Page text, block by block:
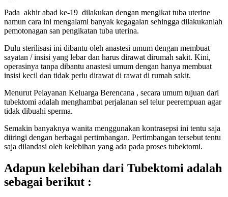
Pada akhir abad ke-19 dilakukan dengan mengikat tuba uterine
namun cara ini mengalami banyak kegagalan sehingga dilakukanlah
pemotonagan san pengikatan tuba uterina.
Dulu sterilisasi ini dibantu oleh anastesi umum dengan membuat
sayatan / insisi yang lebar dan harus dirawat dirumah sakit. Kini,
operasinya tanpa dibantu anastesi umum dengan hanya membuat
insisi kecil dan tidak perlu dirawat di rawat di rumah sakit.
Menurut Pelayanan Keluarga Berencana , secara umum tujuan dari
tubektomi adalah menghambat perjalanan sel telur peerempuan agar
tidak dibuahi sperma.
Semakin banyaknya wanita menggunakan kontrasepsi ini tentu saja
diiringi dengan berbagai pertimbangan. Pertimbangan tersebut tentu
saja dilandasi oleh kelebihan yang ada pada proses tubektomi.
Adapun kelebihan dari Tubektomi adalah
sebagai berikut :